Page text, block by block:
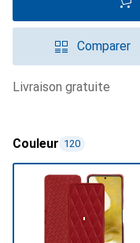
Comparer
livraison gratuite
Couleur 120